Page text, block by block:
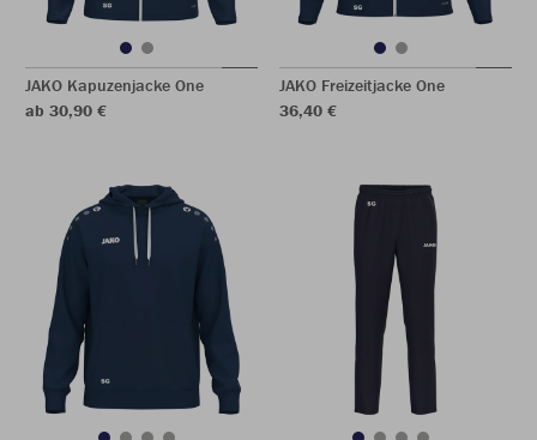
JAKO Kapuzenjacke One
ab 30,90 €
JAKO Freizeitjacke One
36,40 €